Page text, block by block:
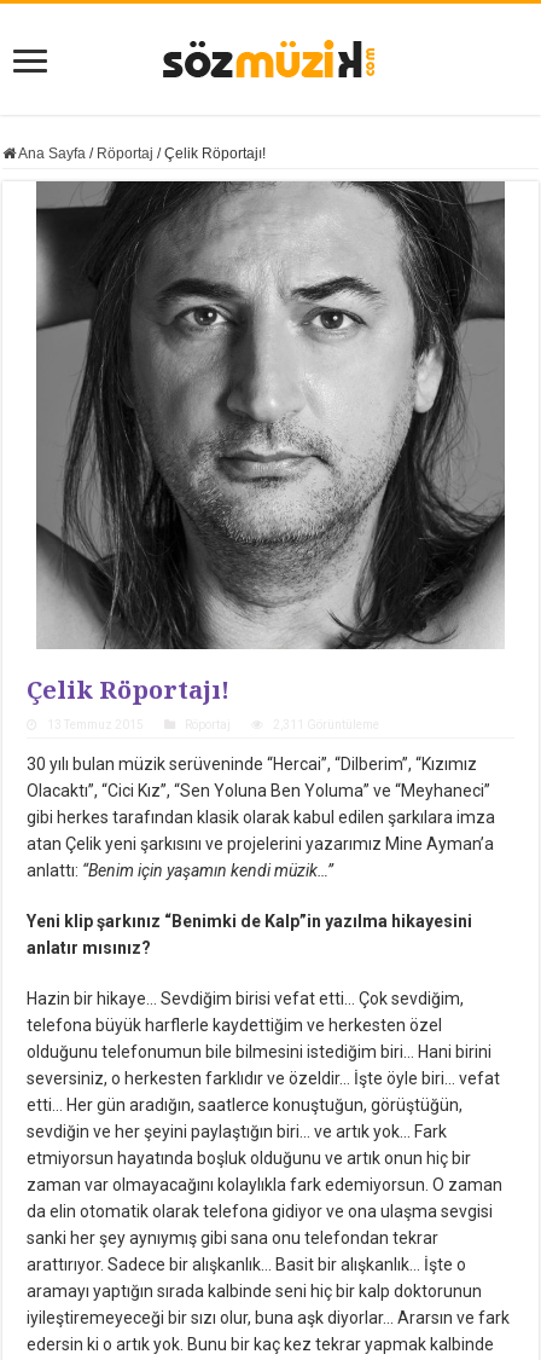
Ana Sayfa / Röportaj / Çelik Röportajı!
Çelik Röportajı!
30 yılı bulan müzik serüveninde “Hercai”, “Dilberim”, “Kızımız
Olacaktı”, “Cici Kız”, “Sen Yoluna Ben Yoluma” ve “Meyhaneci”
gibi herkes tarafından klasik olarak kabul edilen şarkılara imza
atan Çelik yeni şarkısını ve projelerini yazarımız Mine Ayman’a
anlattı: “Benim için yaşamın kendi müzik…”
Yeni klip şarkınız “Benimki de Kalp”in yazılma hikayesini
anlatır mısınız?
Hazin bir hikaye… Sevdiğim birisi vefat etti… Çok sevdiğim,
telefona büyük harflerle kaydettiğim ve herkesten özel
olduğunu telefonumun bile bilmesini istediğim biri… Hani birini
seversiniz, o herkesten farklıdır ve özeldir… İşte öyle biri… vefat
etti… Her gün aradığın, saatlerce konuştuğun, görüştüğün,
sevdiğin ve her şeyini paylaştığın biri… ve artık yok… Fark
etmiyorsun hayatında boşluk olduğunu ve artık onun hiç bir
zaman var olmayacağını kolaylıkla fark edemiyorsun. O zaman
da elin otomatik olarak telefona gidiyor ve ona ulaşma sevgisi
sanki her şey aynıymış gibi sana onu telefondan tekrar
arattırıyor. Sadece bir alışkanlık… Basit bir alışkanlık… İşte o
aramayı yaptığın sırada kalbinde seni hiç bir kalp doktorunun
iyileştiremeyeceği bir sızı olur, buna aşk diyorlar… Ararsın ve fark
edersin ki o artık yok. Bunu bir kaç kez tekrar yapmak kalbinde